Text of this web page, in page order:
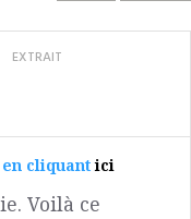
EXTRAIT
en cliquantici
Voilà ce